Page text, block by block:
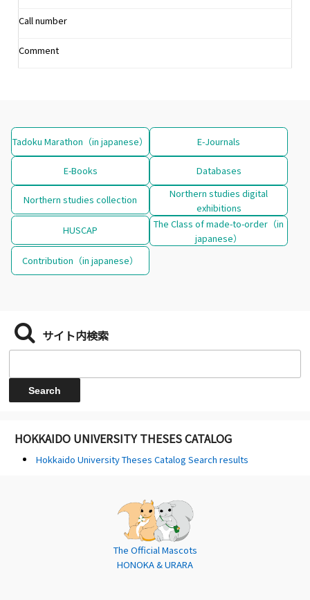
Call number
Comment
Tadoku Marathon（in japanese） E-Journals
E-Books Databases
Northern studies collection
Northern studies digital
exhibitions
HUSCAP
The Class of made-to-order（in
japanese）
Contribution（in japanese）
サイト内検索
HOKKAIDO UNIVERSITY THESES CATALOG
Hokkaido University Theses Catalog Search results
The Official Mascots
HONOKA & URARA